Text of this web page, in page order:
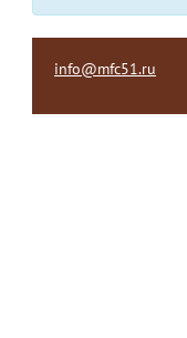
info@mfc51.ru